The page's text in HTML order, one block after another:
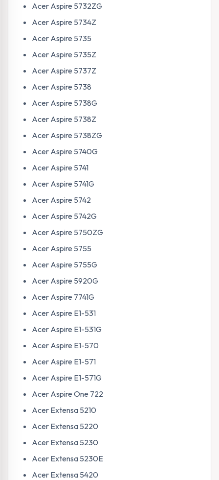
Acer Aspire 5732ZG
Acer Aspire 5734Z
Acer Aspire 5735
Acer Aspire 5735Z
Acer Aspire 5737Z
Acer Aspire 5738
Acer Aspire 5738G
Acer Aspire 5738Z
Acer Aspire 5738ZG
Acer Aspire 5740G
Acer Aspire 5741
Acer Aspire 5741G
Acer Aspire 5742
Acer Aspire 5742G
Acer Aspire 5750ZG
Acer Aspire 5755
Acer Aspire 5755G
Acer Aspire 5920G
Acer Aspire 7741G
Acer Aspire E1-531
Acer Aspire E1-531G
Acer Aspire E1-570
Acer Aspire E1-571
Acer Aspire E1-571G
Acer Aspire One 722
Acer Extensa 5210
Acer Extensa 5220
Acer Extensa 5230
Acer Extensa 5230E
Acer Extensa 5420